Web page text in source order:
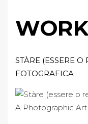
STÀRE (ESSERE
FOTOGRAFICA